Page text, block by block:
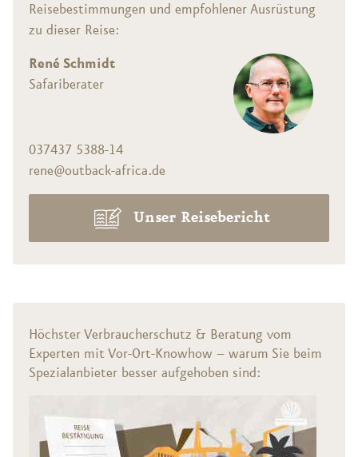
Reisebestimmungen und empfohlener Ausrüstung
zu dieser Reise:
René Schmidt
Safariberater
037437 5388-14
rene@outback-africa.de
Unser Reisebericht
Höchster Verbraucherschutz & Beratung vom
Experten mit Vor-Ort-Knowhow – warum Sie beim
Spezialanbieter besser aufgehoben sind: